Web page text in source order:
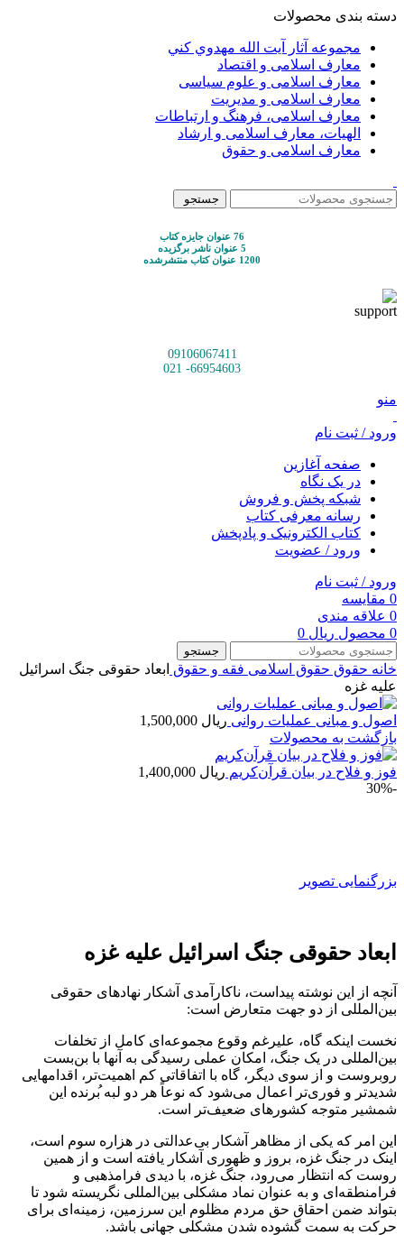
دسته بندی محصولات
مجموعه آثار آيت الله مهدوي كني
معارف اسلامی و اقتصاد
معارف اسلامی و علوم سیاسی
معارف اسلامی و مدیریت
معارف اسلامی، فرهنگ و ارتباطات
الهیات، معارف اسلامی و ارشاد
معارف اسلامی و حقوق
جستجو
76 عنوان جایزه کتاب
5 عنوان ناشر برگزیده
1200 عنوان کتاب منتشرشده
09106067411
66954603- 021
منو
ورود / ثبت نام
صفحه آغازین
در یک نگاه
شبکه پخش و فروش
رسانه معرفی کتاب
کتاب الکترونیک و پادپخش
ورود / عضویت
ورود / ثبت نام
0 مقایسه
0 علاقه مندی
0 محصول ریال
جستجو
خانه حقوق حقوق اسلامی فقه و حقوق ابعاد حقوقی جنگ اسرائیل
علیه غزه
اصول و مبانی عملیات روانی ریال
بازگشت به محصولات
فوز و فلاح در بیان قرآن‌کریم ریال
-30%
بزرگنمایی تصویر
ابعاد حقوقی جنگ اسرائیل علیه غزه
آنچه از این نوشته پیداست، ناکارآمدی آشکار نهادهای حقوقی
بین‌المللی از دو جهت متعارض است:
نخست اینکه گاه، علیرغم وقوع مجموعه‌ای کامل از تخلفات
بین‌المللی در یک جنگ، امکان عملی رسیدگی به آنها با بن‌بست
روبروست و از سوی دیگر، گاه با اتفاقاتی کم اهمیت‌تر، اقدامهایی
شدیدتر و فوری‌تر اعمال می‌شود که نوعاً هر دو لبه ب‍ُرنده این
شمشیر متوجه کشورهای ضعیف‌تر است.
این امر که یکی از مظاهر آشکار بی‌عدالتی در هزاره ‌سوم است،
اینک در جنگ غزه، بروز و ظهوری آشکار یافته است و از همین
روست که انتظار می‌رود، جنگ غزه، با دیدی فرامذهبی و
فرامنطقه‌ا‌ی و به عنوان نماد مشکلی بین‌المللی نگریسته شود تا
بتواند ضمن احقاق حق مردم مظلوم این سرزمین، زمینه‌ای برای
حرکت به سمت گشوده شدن مشکلی جهانی باشد.